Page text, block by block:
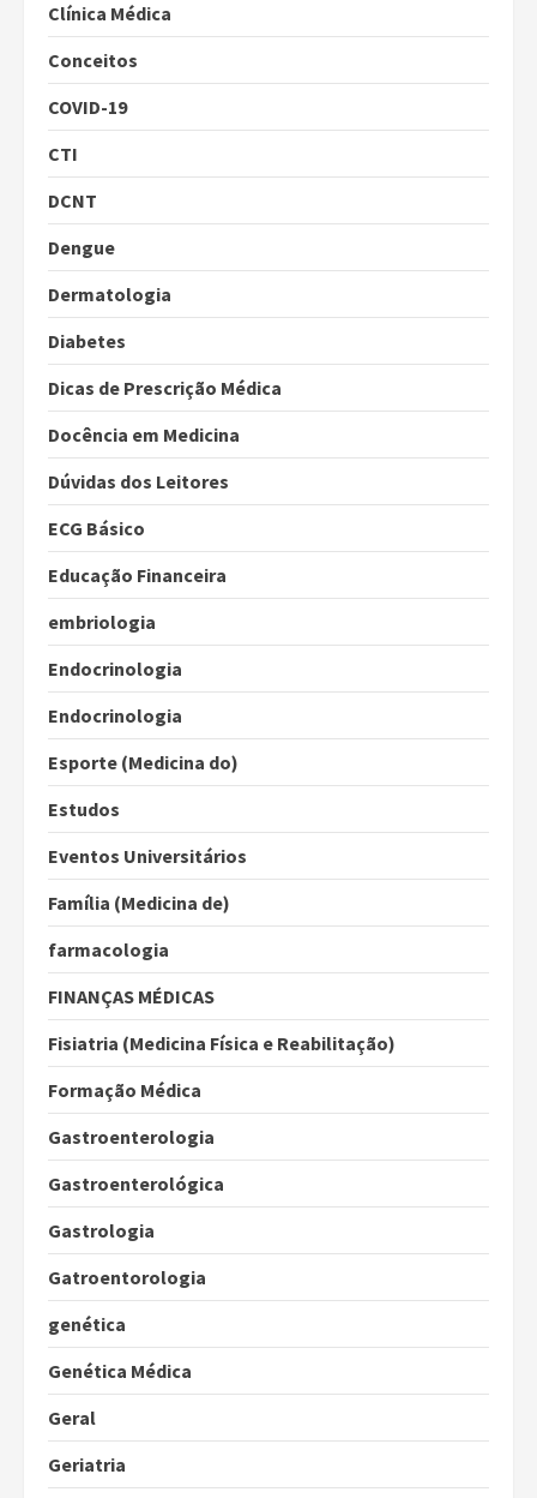
Clínica Médica
Conceitos
COVID-19
CTI
DCNT
Dengue
Dermatologia
Diabetes
Dicas de Prescrição Médica
Docência em Medicina
Dúvidas dos Leitores
ECG Básico
Educação Financeira
embriologia
Endocrinologia
Endocrinologia
Esporte (Medicina do)
Estudos
Eventos Universitários
Família (Medicina de)
farmacologia
FINANÇAS MÉDICAS
Fisiatria (Medicina Física e Reabilitação)
Formação Médica
Gastroenterologia
Gastroenterológica
Gastrologia
Gatroentorologia
genética
Genética Médica
Geral
Geriatria